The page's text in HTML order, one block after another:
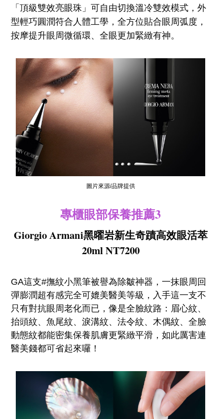
「頂級雙效亮眼珠」可自由切換溫冷雙效模式，外
型輕巧圓潤符合人體工學，全方位貼合眼周弧度，
按摩提升眼周微循環、全眼更加緊緻有神。
圖片來源/品牌提供
專櫃眼部保養推薦3
Giorgio Armani黑曜岩新生奇蹟高效眼活萃
20ml NT7200
GA這支#撫紋小黑筆被譽為除皺神器，一抹眼周回
彈膨潤超有感完全可媲美醫美等級，入手這一支不
只有對抗眼周老化而已，像是全臉紋路：眉心紋、
抬頭紋、魚尾紋、淚溝紋、法令紋、木偶紋、全臉
動態紋都能密集保養肌膚更緊緻平滑，如此厲害連
醫美錢都可省起來囉！